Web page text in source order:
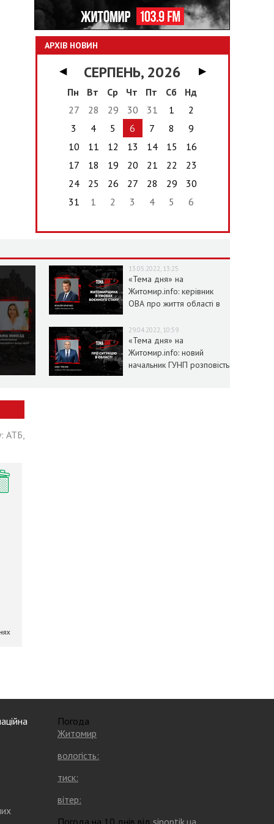
АРХІВ НОВИН
◀ СЕРПЕНЬ, 2026
▶
Пн
Вт Ср Чт Пт Сб
Нд
27
28 29 30 31 1
2
3
4 5 6 7 8
9
10
11 12 13 14 15
16
17
18 19 20 21 22
23
24
25 26 27 28 29
30
31
1 2 3 4 5 6
13.05.2022, 13:25
«Тема дня» на
Житомир.info: керівник
ОВА про життя області в
29.04.2022, 10:59
«Тема дня» на
Житомир.info: новий
начальник ГУНП розповість
АТБ,
Погода
Житомир
вологість:
тиск:
вітер:
Погода на 10 днів від sinoptik.ua